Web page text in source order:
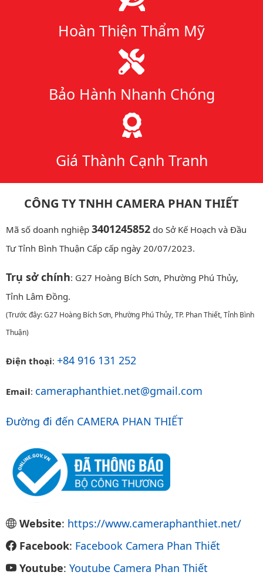
Hoàn Thiện Thẩm Mỹ
Bảo Hành Nhanh Chóng
Giá Thành Cạnh Tranh
CÔNG TY TNHH CAMERA PHAN THIẾT
Mã số doanh nghiệp 3401245852 do Sở Kế Hoạch và Đầu
Tư Tỉnh Bình Thuận Cấp cấp ngày 20/07/2023.
Trụ sở chính: G27 Hoàng Bích Sơn, Phường Phú Thủy,
Tỉnh Lâm Đồng.
(Trước đây: G27 Hoàng Bích Sơn, Phường Phú Thủy, TP. Phan Thiết, Tỉnh Bình
Thuận)
Điện thoại: +84 916 131 252
Email: cameraphanthiet.net@gmail.com
Đường đi đến CAMERA PHAN THIẾT
Website: https://www.cameraphanthiet.net/
Facebook: Facebook Camera Phan Thiết
Youtube: Youtube Camera Phan Thiết